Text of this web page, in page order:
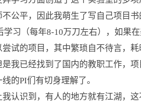
公平，因此我萌生了写自己项目
习（每年8-10万刀左右），如果
试的项目，其中繁琐自不待言，
我已经找到了国内的教职工作，
的PI们有切身理解了。
识到，有人的地方就有江湖，这